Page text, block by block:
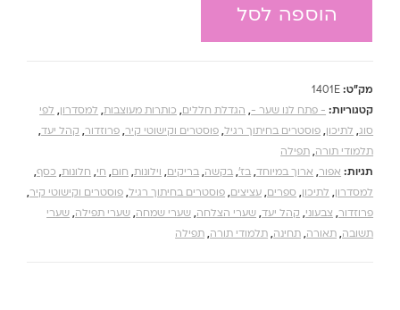
הוספה לסל
מק"ט: 1401E
קטגוריות: - פתח לנו שער -, הגדלת חללים, כותרות מעוצבות, למסדרון, לפי
סוג, לתיכון, פוסטרים בחיתוך רגיל, פוסטרים וקישוטי קיר, פרוזדור, קהל יעד,
תלמודי תורה, תפילה
תגיות: אפור, ארוך במיוחד, בז', בקשה, בריקים, וילונות, חום, חי, חלונות, כסף,
למסדרון, לתיכון, ספרים, עציצים, פוסטרים בחיתוך רגיל, פוסטרים וקישוטי קיר,
פרוזדור, צבעוני, קהל יעד, שערי הצלחה, שערי שמחה, שערי תפילה, שערי
תשובה, תאורה, תחינה, תלמודי תורה, תפילה